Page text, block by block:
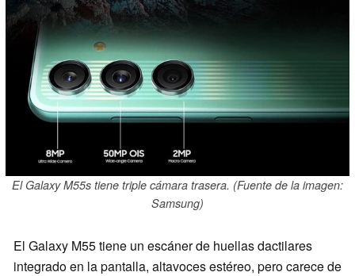
El Galaxy M55s tiene triple cámara trasera. (Fuente de la imagen:
Samsung)
El Galaxy M55 tiene un escáner de huellas dactilares
integrado en la pantalla, altavoces estéreo, pero carece de